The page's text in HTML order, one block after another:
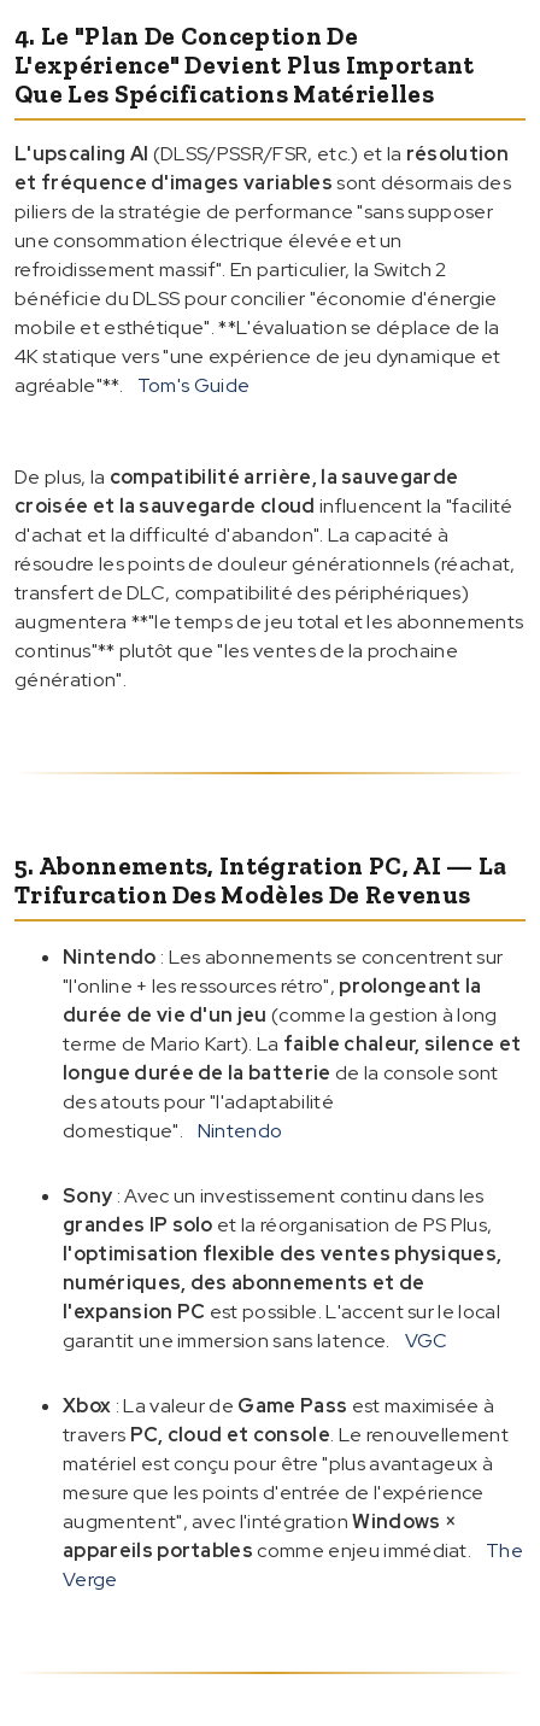
4. Le "plan De Conception De
L'expérience" Devient Plus Important
Que Les Spécifications Matérielles
L'upscaling AI (DLSS/PSSR/FSR, etc.) et la résolution
et fréquence d'images variablessont désormais des
piliers de la stratégie de performance "sans supposer
une consommation électrique élevée et un
refroidissement massif". En particulier, la Switch 2
bénéficie du DLSS pour concilier "économie d'énergie
mobile et esthétique". **L'évaluation se déplace de la
4K statique vers "une expérience de jeu dynamique et
agréable"**.
Tom's Guide
De plus, la compatibilité arrière, la sauvegarde
croisée et la sauvegarde cloud influencent la "facilité
d'achat et la difficulté d'abandon". La capacité à
résoudre les points de douleur générationnels (réachat,
transfert de DLC, compatibilité des périphériques)
augmentera **"le temps de jeu total et les abonnements
continus"** plutôt que "les ventes de la prochaine
génération".
5. Abonnements, Intégration PC, AI — La
Trifurcation Des Modèles De Revenus
Nintendo : Les abonnements se concentrent sur
"l'online + les ressources rétro", prolongeant la
durée de vie d'un jeu (comme la gestion à long
terme de Mario Kart). La faible chaleur, silence et
longue durée de la batterie de la console sont
des atouts pour "l'adaptabilité
domestique".
Nintendo
Sony : Avec un investissement continu dans les
grandes IP solo et la réorganisation de PS Plus,
l'optimisation flexible des ventes physiques,
numériques, des abonnements et de
l'expansion PC est possible. L'accent sur le local
garantit une immersion sans latence.
VGC
Xbox : La valeur de Game Pass est maximisée à
travers PC, cloud et console. Le renouvellement
matériel est conçu pour être "plus avantageux à
mesure que les points d'entrée de l'expérience
augmentent", avec l'intégrationWindows ×
appareils portables comme enjeu immédiat.
The
Verge